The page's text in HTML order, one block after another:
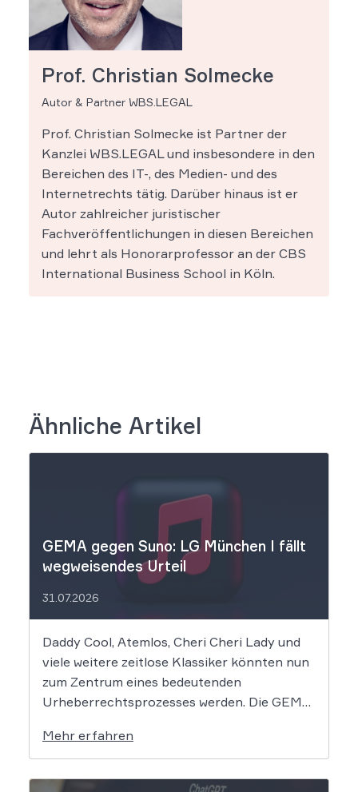
Prof. Christian Solmecke
Autor & Partner WBS.LEGAL
Prof. Christian Solmecke ist Partner der
Kanzlei WBS.LEGAL und insbesondere in den
Bereichen des IT-, des Medien- und des
Internetrechts tätig. Darüber hinaus ist er
Autor zahlreicher juristischer
Fachveröffentlichungen in diesen Bereichen
und lehrt als Honorarprofessor an der CBS
International Business School in Köln.
Ähnliche Artikel
GEMA gegen Suno: LG München I fällt
wegweisendes Urteil
31.07.2026
Daddy Cool, Atemlos, Cheri Cheri Lady und
viele weitere zeitlose Klassiker könnten nun
zum Zentrum eines bedeutenden
Urheberrechtsprozesses werden. Die GEMA
will die Rechte ihrer Mitglieder verteidigen.
Dem Unternehmen hinter der populären KI-
Musik-App werden massive
Mehr erfahren